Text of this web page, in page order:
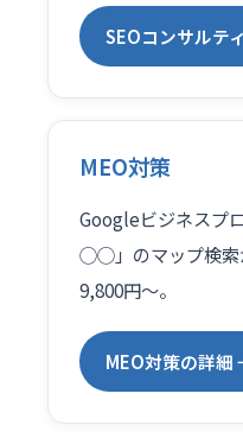
SEOコンサルテ
MEO対策
Googleビジネスプ
◯◯」のマップ検索
9,800円〜。
MEO対策の詳細